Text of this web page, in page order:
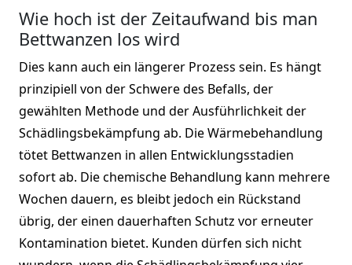
Wie hoch ist der Zeitaufwand bis man
Bettwanzen los wird
Dies kann auch ein längerer Prozess sein. Es hängt
prinzipiell von der Schwere des Befalls, der
gewählten Methode und der Ausführlichkeit der
Schädlingsbekämpfung ab. Die Wärmebehandlung
tötet Bettwanzen in allen Entwicklungsstadien
sofort ab. Die chemische Behandlung kann mehrere
Wochen dauern, es bleibt jedoch ein Rückstand
übrig, der einen dauerhaften Schutz vor erneuter
Kontamination bietet. Kunden dürfen sich nicht